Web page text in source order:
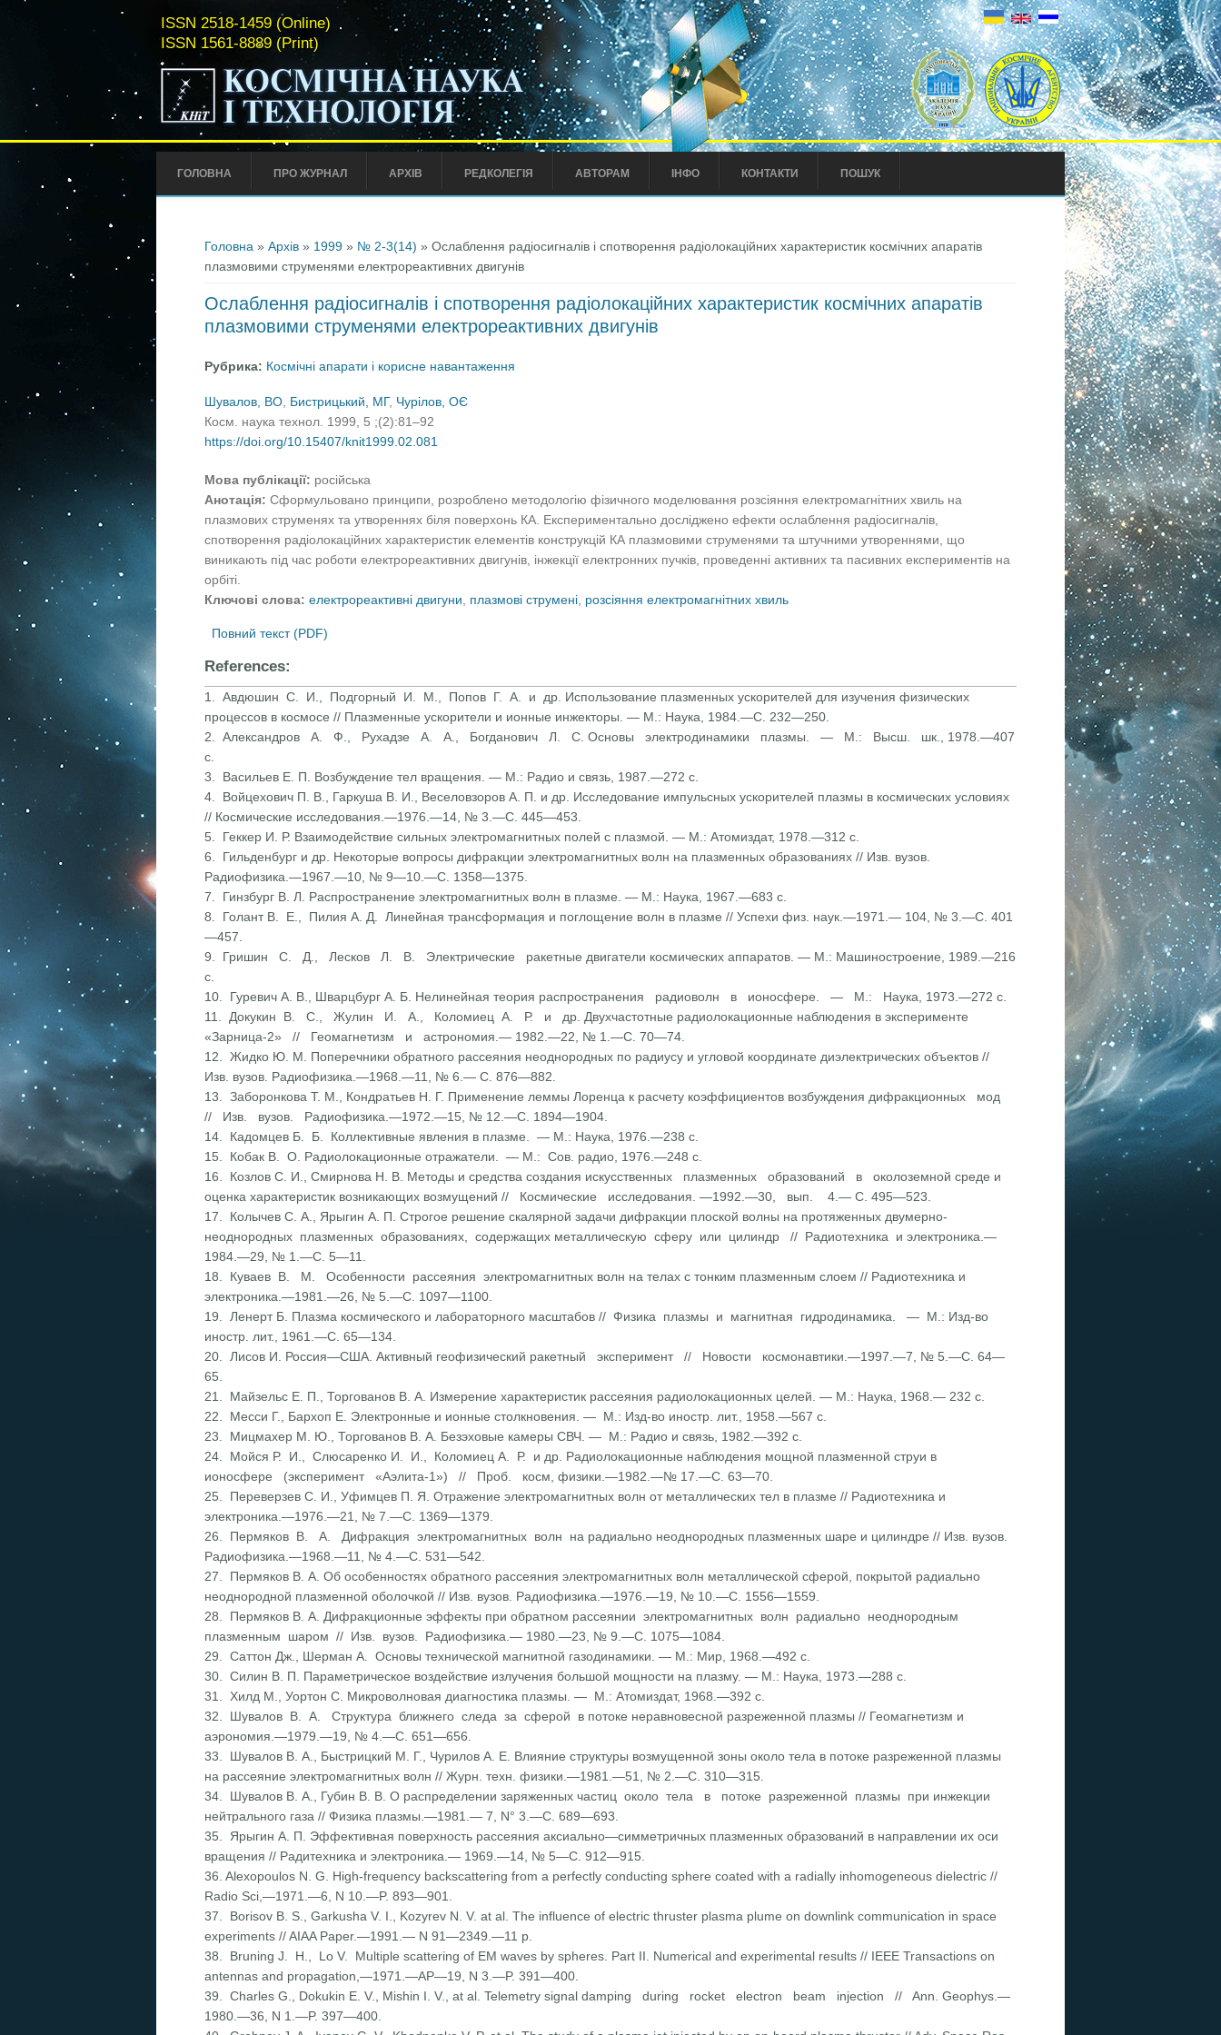
ISSN 2518-1459 (Online)
ISSN 1561-8889 (Print)
ГОЛОВНА ПРО ЖУРНАЛ АРХІВ РЕДКОЛЕГІЯ АВТОРАМ ІНФО КОНТАКТИ ПОШУК
Головна» Архів» 1999» № 2-3(14) » Ослаблення радіосигналів і спотворення радіолокаційних характеристик космічних апаратів
плазмовими струменями електрореактивних двигунів
Ослаблення радіосигналів і спотворення радіолокаційних характеристик космічних апаратів
плазмовими струменями електрореактивних двигунів
Рубрика: Космічні апарати і корисне навантаження
Шувалов, ВО, Бистрицький, МГ, Чурілов, ОЄ
Косм. наука технол. 1999, 5 ;(2):81–92
https://doi.org/10.15407/knit1999.02.081
Мова публікації: російська
Анотація: Сформульовано принципи, розроблено методологію фізичного моделювання розсіяння електромагнітних хвиль на
плазмових струменях та утвореннях біля поверхонь КА. Експериментально досліджено ефекти ослаблення радіосигналів,
спотворення радіолокаційних характеристик елементів конструкцій КА плазмовими струменями та штучними утвореннями, що
виникають під час роботи електрореактивних двигунів, інжекції електронних пучків, проведенні активних та пасивних експериментів на
орбіті.
Ключові слова: електрореактивні двигуни, плазмові струмені, розсіяння електромагнітних хвиль
Повний текст (PDF)
References:
1. Авдюшин С. И., Подгорный И. М., Попов Г. А. и др. Использование плазменных ускорителей для изучения фи­зических
процессов в космосе // Плазменные ускорители и ионные инжекторы. — М.: Наука, 1984.—С. 232—250.
2. Александров А. Ф., Рухадзе А. А., Богданович Л. С. Основы электродинамики плазмы. — М.: Высш. шк., 1978.—407
с.
3. Васильев Е. П. Возбуждение тел вращения. — М.: Радио и связь, 1987.—272 с.
4. Войцехович П. В., Гаркуша В. И., Веселовзоров А. П. и др. Исследование импульсных ускорителей плазмы в космиче­ских условиях
// Космические исследования.—1976.—14, № 3.—С. 445—453.
5. Геккер И. Р. Взаимодействие сильных электромагнитных полей с плазмой. — М.: Атомиздат, 1978.—312 с.
6. Гильденбург и др. Некоторые вопросы дифракции электро­магнитных волн на плазменных образованиях // Изв. вузов.
Радиофизика.—1967.—10, № 9—10.—С. 1358—1375.
7. Гинзбург В. Л. Распространение электромагнитных волн в плазме. — М.: Наука, 1967.—683 с.
8. Голант В. Е., Пилия А. Д. Линейная трансформация и поглощение волн в плазме // Успехи физ. наук.—1971.— 104, № 3.—С. 401
—457.
9. Гришин С. Д., Лесков Л. В. Электрические ракетные двигатели космических аппаратов. — М.: Машиностроение, 1989.—216
с.
10. Гуревич А. В., Шварцбург А. Б. Нелинейная теория рас­пространения радиоволн в ионосфере. — М.: Наука, 1973.—272 с.
11. Докукин В. С., Жулин И. А., Коломиец А. Р. и др. Двухчастотные радиолокационные наблюдения в экспери­менте
«Зарница-2» // Геомагнетизм и астрономия.— 1982.—22, № 1.—С. 70—74.
12. Жидко Ю. М. Поперечники обратного рассеяния неодно­родных по радиусу и угловой координате диэлектрических объектов //
Изв. вузов. Радиофизика.—1968.—11, № 6.— С. 876—882.
13. Заборонкова Т. М., Кондратьев Н. Г. Применение леммы Лоренца к расчету коэффициентов возбуждения дифракци­онных мод
// Изв. вузов. Радиофизика.—1972.—15, № 12.—С. 1894—1904.
14. Кадомцев Б. Б. Коллективные явления в плазме. — М.: Наука, 1976.—238 с.
15. Кобак В. О. Радиолокационные отражатели. — М.: Сов. радио, 1976.—248 с.
16. Козлов С. И., Смирнова Н. В. Методы и средства создания искусственных плазменных образований в околоземной среде и
оценка характеристик возникающих возмущений // Космические исследования. —1992.—30, вып. 4.— С. 495—523.
17. Колычев С. А., Ярыгин А. П. Строгое решение скалярной задачи дифракции плоской волны на протяженных двумер­но-
неоднородных плазменных образованиях, содержащих металлическую сферу или цилиндр // Радиотехника и электроника.—
1984.—29, № 1.—С. 5—11.
18. Куваев В. М. Особенности рассеяния электромагнитных волн на телах с тонким плазменным слоем // Радиотехника и
электроника.—1981.—26, № 5.—С. 1097—1100.
19. Ленерт Б. Плазма космического и лабораторного масштабов // Физика плазмы и магнитная гидродинамика. — М.: Изд-во
иностр. лит., 1961.—С. 65—134.
20. Лисов И. Россия—США. Активный геофизический ракет­ный эксперимент // Новости космонавтики.—1997.—7, № 5.—С. 64—
65.
21. Майзельс Е. П., Торгованов В. А. Измерение характеристик рассеяния радиолокационных целей. — М.: Наука, 1968.— 232 с.
22. Месси Г., Бархоп Е. Электронные и ионные столкновения. — М.: Изд-во иностр. лит., 1958.—567 с.
23. Мицмахер М. Ю., Торгованов В. А. Безэховые камеры СВЧ. — М.: Радио и связь, 1982.—392 с.
24. Мойся Р. И., Слюсаренко И. И., Коломиец А. Р. и др. Радиолокационные наблюдения мощной плазменной струи в
ионосфере (эксперимент «Аэлита-1») // Проб. косм, физики.—1982.—№ 17.—С. 63—70.
25. Переверзев С. И., Уфимцев П. Я. Отражение электромаг­нитных волн от металлических тел в плазме // Радиотех­ника и
электроника.—1976.—21, № 7.—С. 1369—1379.
26. Пермяков В. А. Дифракция электромагнитных волн на радиально неоднородных плазменных шаре и цилиндре // Изв. вузов.
Радиофизика.—1968.—11, № 4.—С. 531—542.
27. Пермяков В. А. Об особенностях обратного рассеяния элек­тромагнитных волн металлической сферой, покрытой ради­ально
неоднородной плазменной оболочкой // Изв. вузов. Радиофизика.—1976.—19, № 10.—С. 1556—1559.
28. Пермяков В. А. Дифракционные эффекты при обратном рассеянии электромагнитных волн радиально неоднород­ным
плазменным шаром // Изв. вузов. Радиофизика.— 1980.—23, № 9.—С. 1075—1084.
29. Саттон Дж., Шерман А. Основы технической магнитной газодинамики. — М.: Мир, 1968.—492 с.
30. Силин В. П. Параметрическое воздействие излучения боль­шой мощности на плазму. — М.: Наука, 1973.—288 с.
31. Хилд М., Уортон С. Микроволновая диагностика плазмы. — М.: Атомиздат, 1968.—392 с.
32. Шувалов В. А. Структура ближнего следа за сферой в потоке неравновесной разреженной плазмы // Геомагне­тизм и
аэрономия.—1979.—19, № 4.—С. 651—656.
33. Шувалов В. А., Быстрицкий М. Г., Чурилов А. Е. Влияние структуры возмущенной зоны около тела в потоке разре­женной плазмы
на рассеяние электромагнитных волн // Журн. техн. физики.—1981.—51, № 2.—С. 310—315.
34. Шувалов В. А., Губин В. В. О распределении заряженных частиц около тела в потоке разреженной плазмы при инжекции
нейтрального газа // Физика плазмы.—1981.— 7, N° 3.—С. 689—693.
35. Ярыгин А. П. Эффективная поверхность рассеяния акси­ально—симметричных плазменных образований в направ­лении их оси
вращения // Радитехника и электроника.— 1969.—14, № 5—С. 912—915.
36. Alexopoulos N. G. High-frequency backscattering from a per­fectly conducting sphere coated with a radially inhomogeneous dielectric //
Radio Sci,—1971.—6, N 10.—P. 893—901.
37. Borisov B. S., Garkusha V. I., Kozyrev N. V. at al. The influence of electric thruster plasma plume on downlink com­munication in space
experiments // AIAA Paper.—1991.— N 91—2349.—11 p.
38. Bruning J. H., Lo V. Multiple scattering of EM waves by spheres. Part II. Numerical and experimental results // IEEE Transactions on
antennas and propagation,—1971.—AP—19, N 3.—P. 391—400.
39. Charles G., Dokukin E. V., Mishin I. V., at al. Telemetry signal damping during rocket electron beam injection // Ann. Geophys.—
1980.—36, N 1.—P. 397—400.